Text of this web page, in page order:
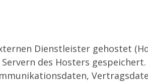
Dienstleister gehostet
des Hosters